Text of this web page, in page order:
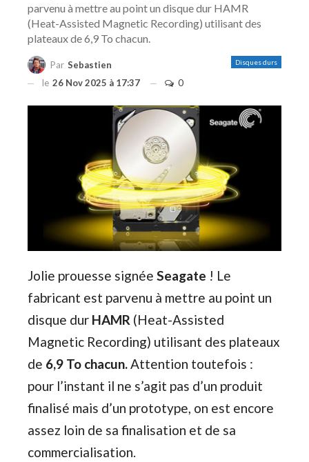
parvenu à mettre au point un disque dur HAMR
(Heat-Assisted Magnetic Recording) utilisant des
plateaux de 6,9 To chacun.
Disques durs
Par Sebastien
le 26 Nov 2025 à 17:37 0
Jolie prouesse signée Seagate ! Le
fabricant est parvenu à mettre au point un
disque dur HAMR (Heat-Assisted
Magnetic Recording) utilisant des plateaux
de 6,9 To chacun.Attention toutefois :
pour l’instant il ne s’agit pas d’un produit
finalisé mais d’un prototype, on est encore
assez loin de sa finalisation et de sa
commercialisation.